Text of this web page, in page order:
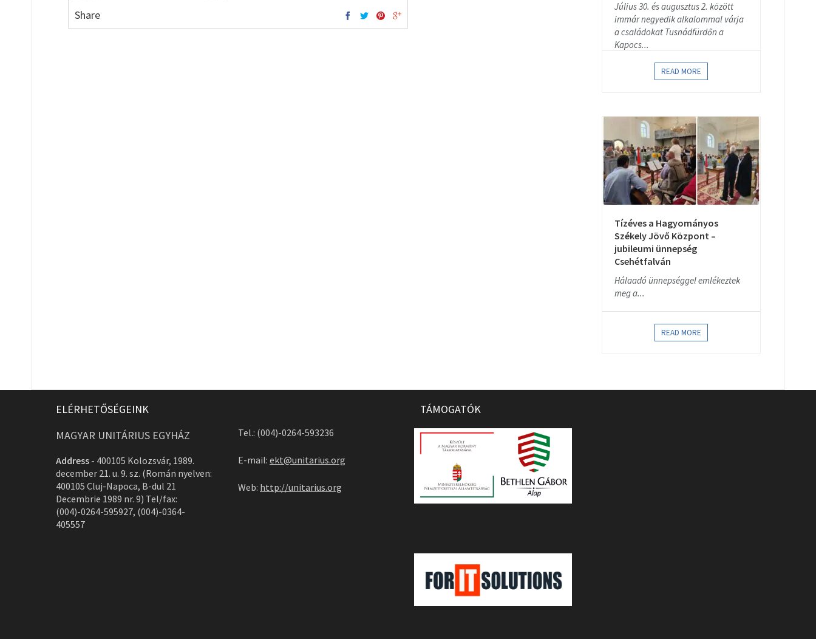
Share
Július 30. és augusztus 2. között
immár negyedik alkalommal várja
a családokat Tusnádfürdőn a
Kapocs...
READ MORE
Tízéves a Hagyományos
Székely Jövő Központ –
jubileumi ünnepség
Csehétfalván
Hálaadó ünnepséggel emlékeztek
meg a...
READ MORE
ELÉRHETŐSÉGEINK
MAGYAR UNITÁRIUS EGYHÁZ
Address - 400105 Kolozsvár, 1989.
december 21. u. 9. sz. (Román nyelven:
400105 Cluj-Napoca, B-dul 21
Decembrie 1989 nr. 9) Tel/fax:
(004)-0264-595927, (004)-0364-
405557
Tel.: (004)-0264-593236
E-mail: ekt@unitarius.org
Web: http://unitarius.org
TÁMOGATÓK